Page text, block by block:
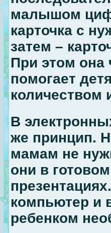
малышом
карточка с
затем –
При этом она
помогает
количеством
В
же принцип.
мамам не
они в
компьютер и
ребенком